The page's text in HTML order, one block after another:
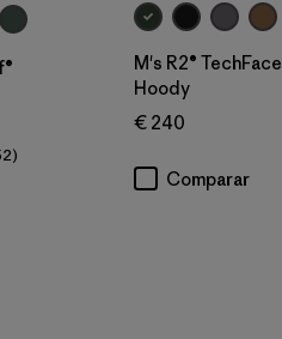
Reseñas
)
M's R2® TechFace
Hoody
€ 240
Comparar